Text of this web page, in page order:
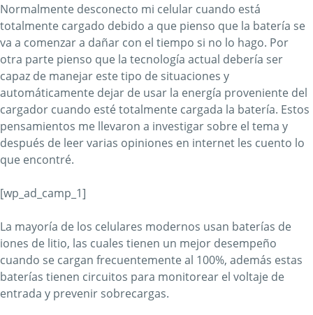
Normalmente desconecto mi celular cuando está
totalmente cargado debido a que pienso que la batería se
va a comenzar a dañar con el tiempo si no lo hago. Por
otra parte pienso que la tecnología actual debería ser
capaz de manejar este tipo de situaciones y
automáticamente dejar de usar la energía proveniente del
cargador cuando esté totalmente cargada la batería. Estos
pensamientos me llevaron a investigar sobre el tema y
después de leer varias opiniones en internet les cuento lo
que encontré.
[wp_ad_camp_1]
La mayoría de los celulares modernos usan baterías de
iones de litio, las cuales tienen un mejor desempeño
cuando se cargan frecuentemente al 100%, además estas
baterías tienen circuitos para monitorear el voltaje de
entrada y prevenir sobrecargas.